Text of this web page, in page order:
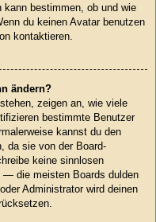
kann bestimmen, ob und wie
du keinen Avatar benutzen
kontaktieren.
ändern?
zeigen an, wie viele
bestimmte Benutzer
kannst du den
da sie von der Board-
keine sinnlosen
— die meisten Boards dulden
Administrator wird deinen